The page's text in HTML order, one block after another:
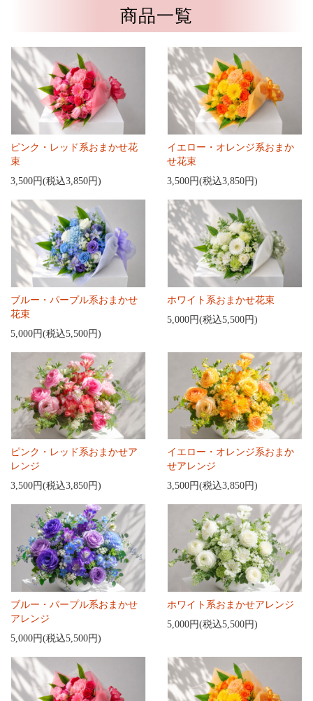
商品一覧
ピンク・レッド系おまかせ花
束
3,500円(税込3,850円)
イエロー・オレンジ系おまか
せ花束
3,500円(税込3,850円)
ブルー・パープル系おまかせ
花束
5,000円(税込5,500円)
ホワイト系おまかせ花束
5,000円(税込5,500円)
ピンク・レッド系おまかせア
レンジ
3,500円(税込3,850円)
イエロー・オレンジ系おまか
せアレンジ
3,500円(税込3,850円)
ブルー・パープル系おまかせ
アレンジ
5,000円(税込5,500円)
ホワイト系おまかせアレンジ
5,000円(税込5,500円)